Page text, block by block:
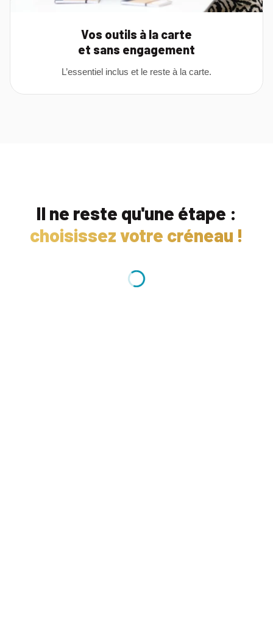
Vos outils à la carte
et sans engagement
L’essentiel inclus et le reste à la carte.
Il ne reste qu'une étape :
choisissez votre créneau !